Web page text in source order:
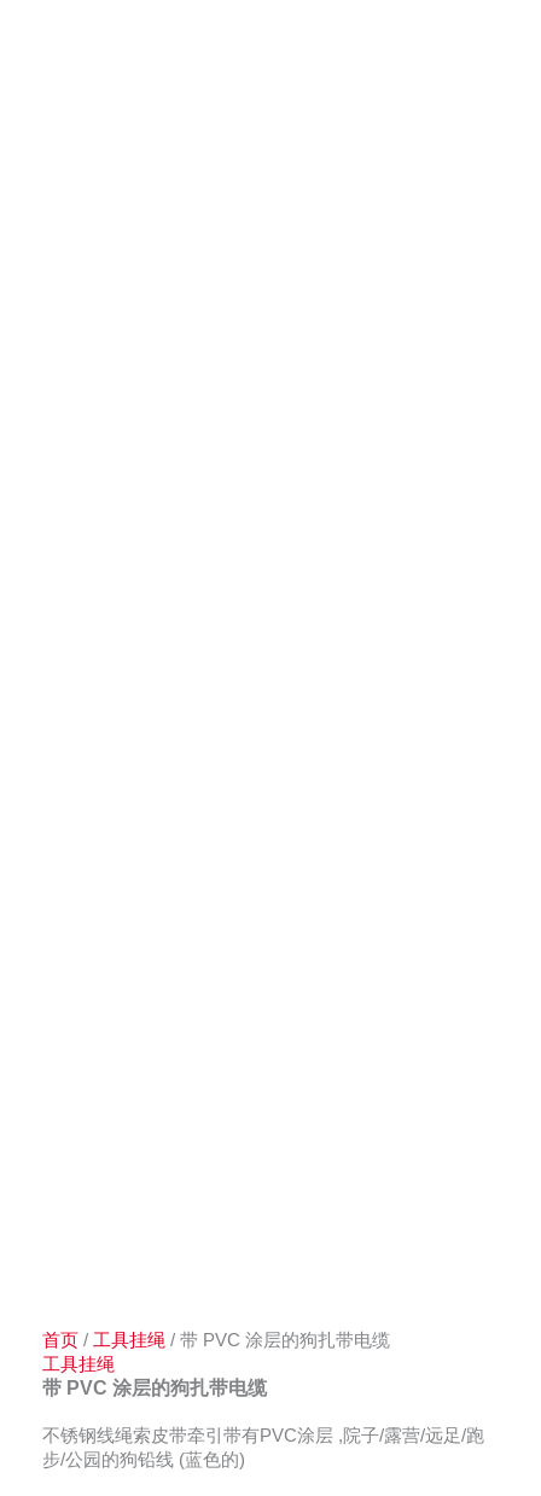
首页 / 工具挂绳 / 带 PVC 涂层的狗扎带电缆
工具挂绳
带 PVC 涂层的狗扎带电缆
不锈钢线绳索皮带牵引带有PVC涂层 ,院子/露营/远足/跑
步/公园的狗铅线 (蓝色的)